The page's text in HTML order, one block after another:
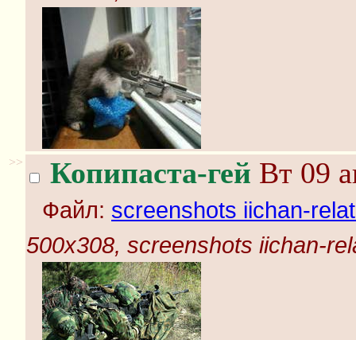
>> Копипаста-гей Вт 09
Файл: screenshots iichan-
500x308, screenshots iichan-